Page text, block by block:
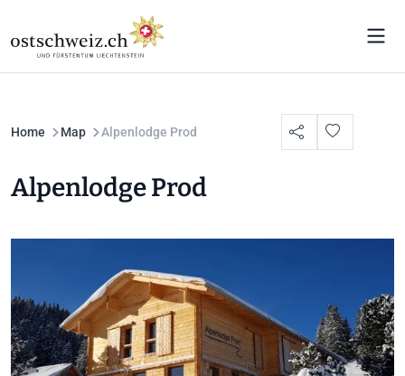
Home Map Alpenlodge Prod
Alpenlodge Prod